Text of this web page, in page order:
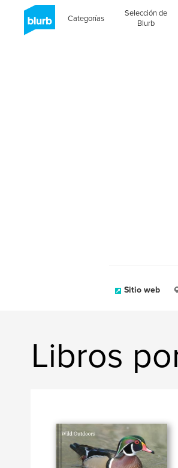
Categorías
Selección de
Blurb
Sitio web
Libros